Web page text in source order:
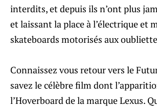
interdits, et depuis ils n’ont plus
et laissant la place à l’électrique et
skateboards motorisés aux
Connaissez vous retour vers le
savez le célèbre film dont
l’Hoverboard de la marque Lexus.